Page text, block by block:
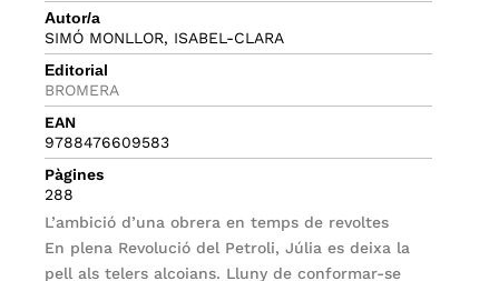
Autor/a
SIMÓ MONLLOR, ISABEL-CLARA
Editorial
BROMERA
EAN
9788476609583
Pàgines
288
L’ambició d’una obrera en temps de revoltes
En plena Revolució del Petroli, Júlia es deixa la
pell als telers alcoians. Lluny de conformar-se